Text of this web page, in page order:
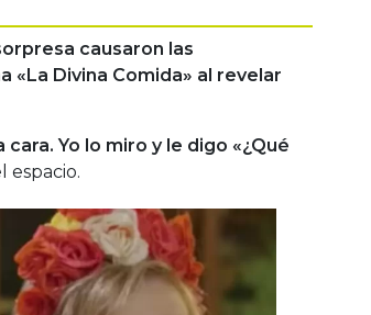
causaron las
«La Divina Comida» al revelar
Yo lo miro y le digo «¿Qué
espacio.